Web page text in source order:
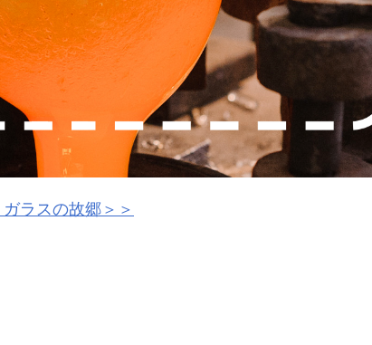
Video
ラスの故郷＞＞